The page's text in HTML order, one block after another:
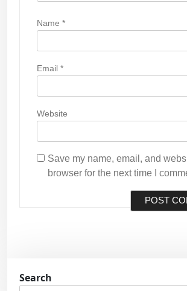
Name *
Email *
Website
Save my name, email, and
browser for the next time I
Search